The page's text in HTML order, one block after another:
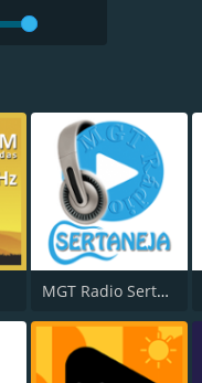
MGT Radio Sertaneja